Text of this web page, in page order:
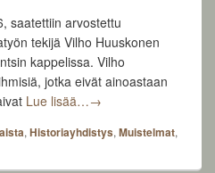
saatettiin arvostettu
tekijä Vilho Huuskonen
kappelissa. Vilho
jotka eivät ainoastaan
Lue lisää…Vilho Huuskonen on
→
, Historiayhdistys, Muistelmat,